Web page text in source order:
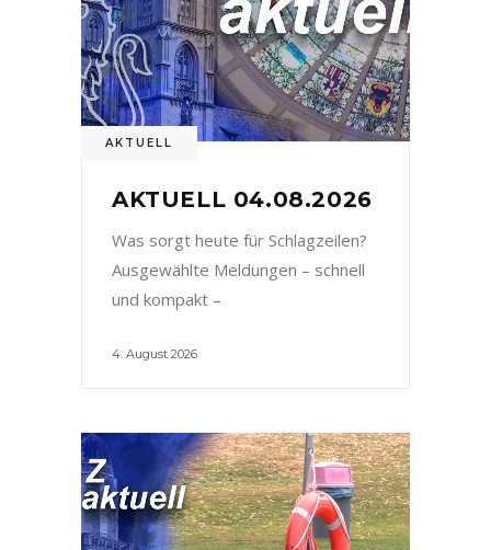
AKTUELL
AKTUELL 04.08.2026
Was sorgt heute für Schlagzeilen?
Ausgewählte Meldungen – schnell
und kompakt –
4. August 2026